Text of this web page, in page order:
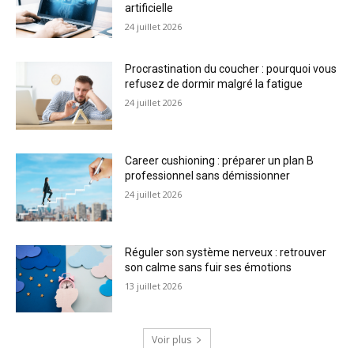
artificielle
24 juillet 2026
Procrastination du coucher : pourquoi vous
refusez de dormir malgré la fatigue
24 juillet 2026
Career cushioning : préparer un plan B
professionnel sans démissionner
24 juillet 2026
Réguler son système nerveux : retrouver
son calme sans fuir ses émotions
13 juillet 2026
Voir plus